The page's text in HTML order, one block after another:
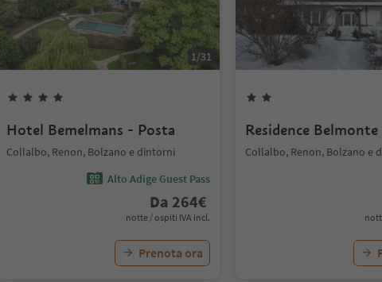
1/31
Hotel Bemelmans - Posta
Collalbo, Renon, Bolzano e dintorni
Alto Adige Guest Pass
Da 264€
notte / ospiti IVA incl.
Prenota ora
Residence Belmonte
Collalbo, Renon, Bolzano e